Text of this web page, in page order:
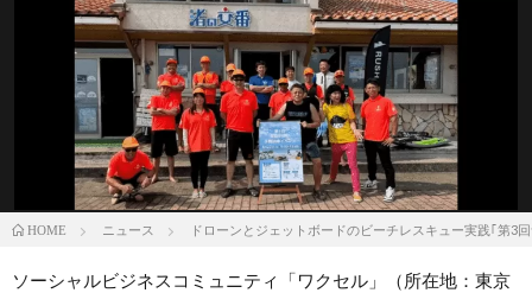
HOME ニュース ドローンとジェットボードのビーチレスキュー実践｢第3
ソーシャルビジネスコミュニティ「ワクセル」（所在地：東京